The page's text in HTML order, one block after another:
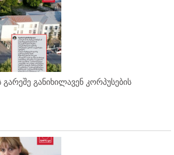
განიხილავენ კორპუსების